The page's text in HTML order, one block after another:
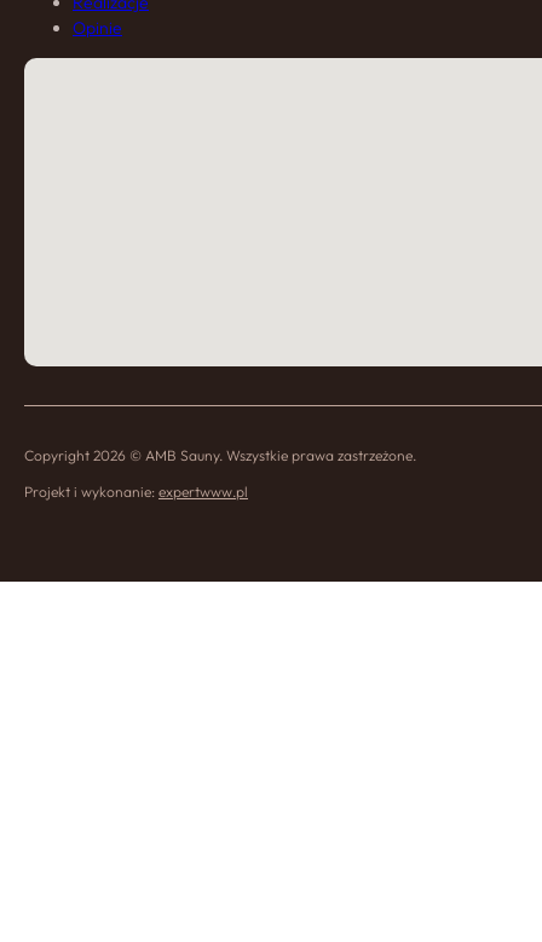
Opinie
Copyright 2026 © AMB Sauny. Wszystkie prawa zastrzeżone.
Projekt i wykonanie: expertwww.pl